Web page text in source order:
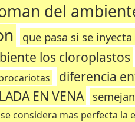
del
que pasa si se
los cloroplastos
diferencia
EN VENA
considera mas perfecta la